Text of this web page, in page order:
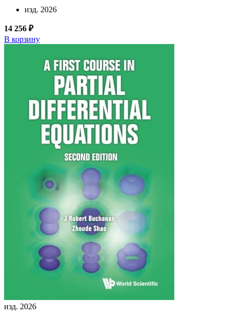
изд. 2026
14 256 ₽
В корзину
изд. 2026